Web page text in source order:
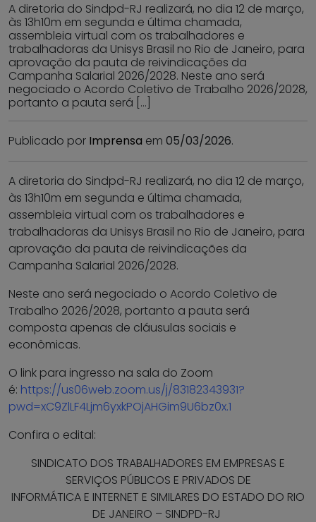
A diretoria do Sindpd-RJ realizará, no dia 12 de março,
às 13h10m em segunda e última chamada,
assembleia virtual com os trabalhadores e
trabalhadoras da Unisys Brasil no Rio de Janeiro, para
aprovação da pauta de reivindicações da
Campanha Salarial 2026/2028. Neste ano será
negociado o Acordo Coletivo de Trabalho 2026/2028,
portanto a pauta será […]
Publicado por Imprensa em 05/03/2026.
A diretoria do Sindpd-RJ realizará, no dia 12 de março,
às 13h10m em segunda e última chamada,
assembleia virtual com os trabalhadores e
trabalhadoras da Unisys Brasil no Rio de Janeiro, para
aprovação da pauta de reivindicações da
Campanha Salarial 2026/2028.
Neste ano será negociado o Acordo Coletivo de
Trabalho 2026/2028, portanto a pauta será
composta apenas de cláusulas sociais e
econômicas.
O link para ingresso na sala do Zoom
é: https://us06web.zoom.us/j/83182343931?
pwd=xC9ZlLF4Ljm6yxkPOjAHGim9U6bz0x.1
Confira o edital:
SINDICATO DOS TRABALHADORES EM EMPRESAS E
SERVIÇOS PÚBLICOS E PRIVADOS DE
INFORMÁTICA E INTERNET E SIMILARES DO ESTADO DO RIO
DE JANEIRO – SINDPD-RJ